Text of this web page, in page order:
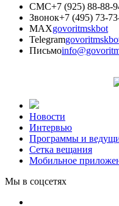
СМС+7 (925) 88-88-
Звонок+7 (495) 73-
MAXgovoritmskbot
Telegram
Письмо
Новости
Интервью
Программы и
Сетка вещания
Мобильное
Мы в соцсетях